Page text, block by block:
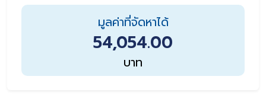
มูลค่าที่จัดหาได้
54,054.00
บาท